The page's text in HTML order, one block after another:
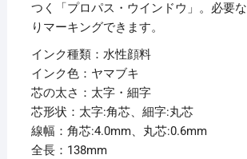
つく「プロパス・ウインドウ」。必要
りマーキングできます。
インク種類：水性顔料
インク色：ヤマブキ
芯の太さ：太字・細字
芯形状：太字:角芯、細字:丸芯
線幅：角芯:4.0mm、丸芯:0.6mm
全長：138mm